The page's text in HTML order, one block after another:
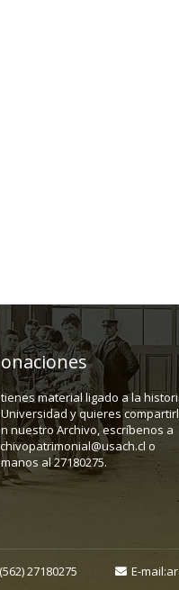
tienes material ligado a la
y quieres
nuestro Archivo, escríbenos a
o
al 27180275.
(562) 27180275 E-mail: